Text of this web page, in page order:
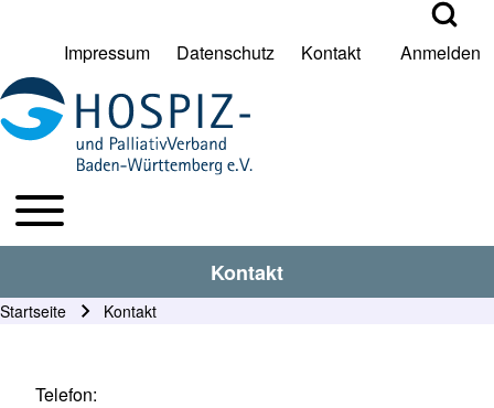
Suche Schließen
Suche
User account menu
Impressum Datenschutz Kontakt Anmelden
HPV BW Hauptmenu
Toggle main menu
Kontakt
Startseite Kontakt
Telefon